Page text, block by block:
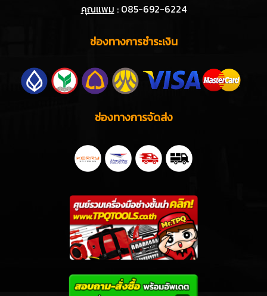
คุณแพม : 085-692-6224
ช่องทางการชำระเงิน
ช่องทางการจัดส่ง